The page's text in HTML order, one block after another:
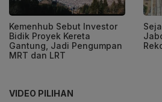
Kemenhub Sebut Investor
Bidik Proyek Kereta
Gantung, Jadi Pengumpan
MRT dan LRT
VIDEO PILIHAN